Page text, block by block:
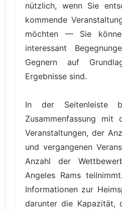
nützlich, wenn Sie
kommende
möchten — Sie
interessant
Gegnern auf
Ergebnisse sind.
In der Seitenleiste
Zusammenfassung mit
Veranstaltungen, der
und vergangenen
Anzahl der
Angeles Rams
Informationen zur
darunter die Kapazität,